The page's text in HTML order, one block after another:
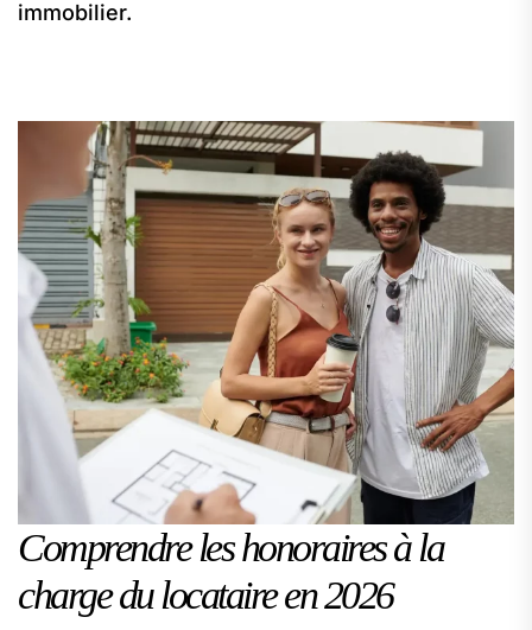
immobilier.
Comprendre les honoraires à la
charge du locataire en 2026